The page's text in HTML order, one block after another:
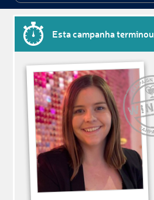
Esta campanha terminou